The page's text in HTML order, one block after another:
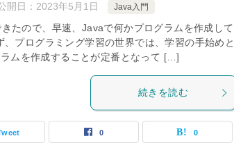
開日： 2023年5月1日 Java入門
たので、早速、Javaで何かプログラムを作成して
プログラミング学習の世界では、学習の手始めと
ムを作成することが定番となって […]
続きを読む
0 0